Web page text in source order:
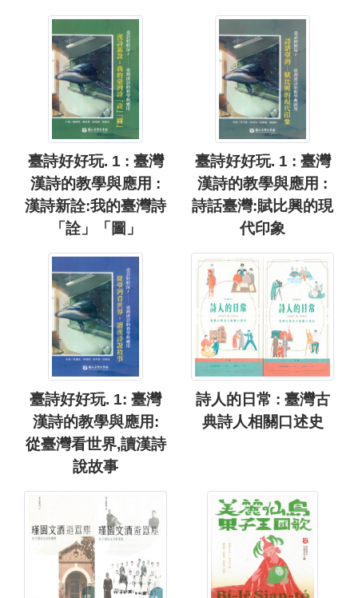
臺詩好好玩. 1 : 臺灣
漢詩的教學與應用 :
漢詩新詮:我的臺灣詩
「詮」「圖」
臺詩好好玩. 1 : 臺灣
漢詩的教學與應用 :
詩話臺灣:賦比興的現
代印象
臺詩好好玩. 1: 臺灣
漢詩的教學與應用:
從臺灣看世界,讀漢詩
說故事
詩人的日常 : 臺灣古
典詩人相關口述史